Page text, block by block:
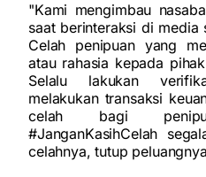
"Kami mengimbau
saat berinteraksi di media
Celah penipuan yang
atau rahasia kepada
Selalu lakukan
melakukan transaksi
celah bagi
#JanganKasihCelah
celahnya, tutup